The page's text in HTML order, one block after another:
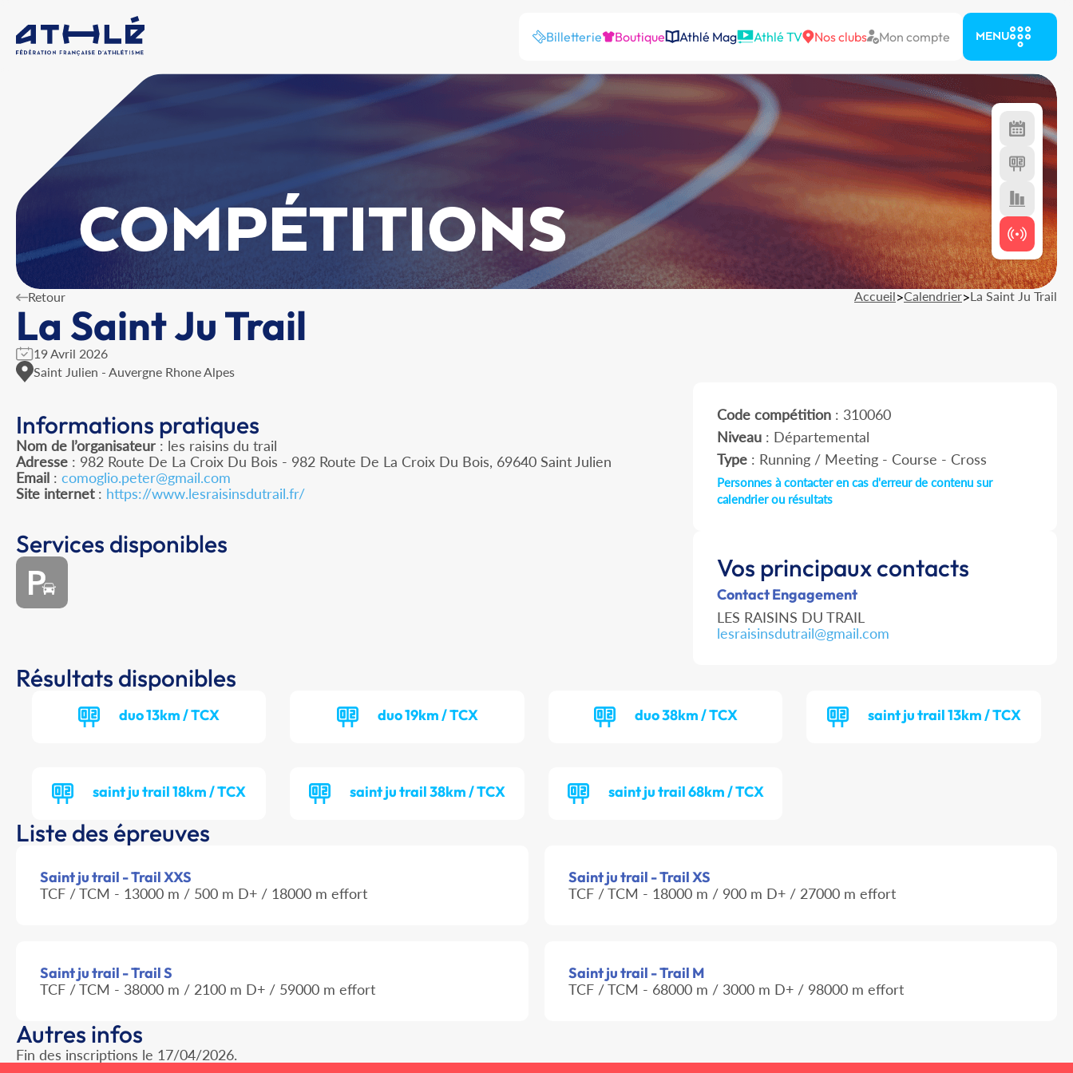
Billetterie Boutique Athlé Mag Athlé TV Nos clubs Mon compte MENU
COMPÉTITIONS
Retour Accueil>Calendrier>La Saint Ju Trail
La Saint Ju Trail
19 Avril 2026
Saint Julien - Auvergne Rhone Alpes
Informations pratiques
Nom de l’organisateur : les raisins du trail
Adresse : 982 Route De La Croix Du Bois - 982 Route De La Croix Du Bois, 69640 Saint Julien
Email : comoglio.peter@gmail.com
Site internet: https://www.lesraisinsdutrail.fr/
Code compétition: 310060
Niveau: Départemental
Type: Running / Meeting - Course - Cross
Personnes à contacter en cas d'erreur de contenu sur
calendrier ou résultats
Services disponibles
Vos principaux contacts
Contact Engagement
LES RAISINS DU TRAIL
lesraisinsdutrail@gmail.com
Résultats disponibles
duo 13km / TCX duo 19km / TCX duo 38km / TCX saint ju trail 13km / TCX
saint ju trail 18km / TCX saint ju trail 38km / TCX saint ju trail 68km / TCX
Liste des épreuves
Saint ju trail - Trail XXS
TCF / TCM - 13000 m / 500 m D+ / 18000 m effort
Saint ju trail - Trail XS
TCF / TCM - 18000 m / 900 m D+ / 27000 m effort
Saint ju trail - Trail S
TCF / TCM - 38000 m / 2100 m D+ / 59000 m effort
Saint ju trail - Trail M
TCF / TCM - 68000 m / 3000 m D+ / 98000 m effort
Autres infos
Fin des inscriptions le 17/04/2026.